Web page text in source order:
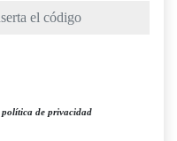
política de privacidad